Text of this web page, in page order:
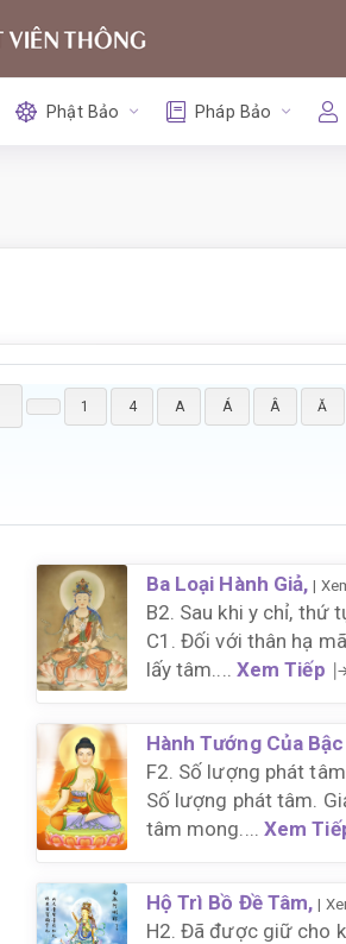
Phật Bảo Pháp Bảo
1 4 A Á Â Ă
Ba Loại Hành Giả,|
B2. Sau khi y chỉ, thứ
C1. Đối với thân hạ
lấy tâm.... Xem Tiếp
Hành Tướng Của
F2. Số lượng phát
Số lượng phát tâm.
tâm mong.... Xem
Hộ Trì Bồ Đề Tâm,|
H2. Đã được giữ cho